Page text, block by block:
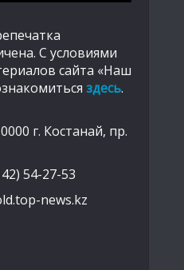
С условиями
сайта «Наш
здесь.
г. Костанай, пр.
54-27-53
news.kz